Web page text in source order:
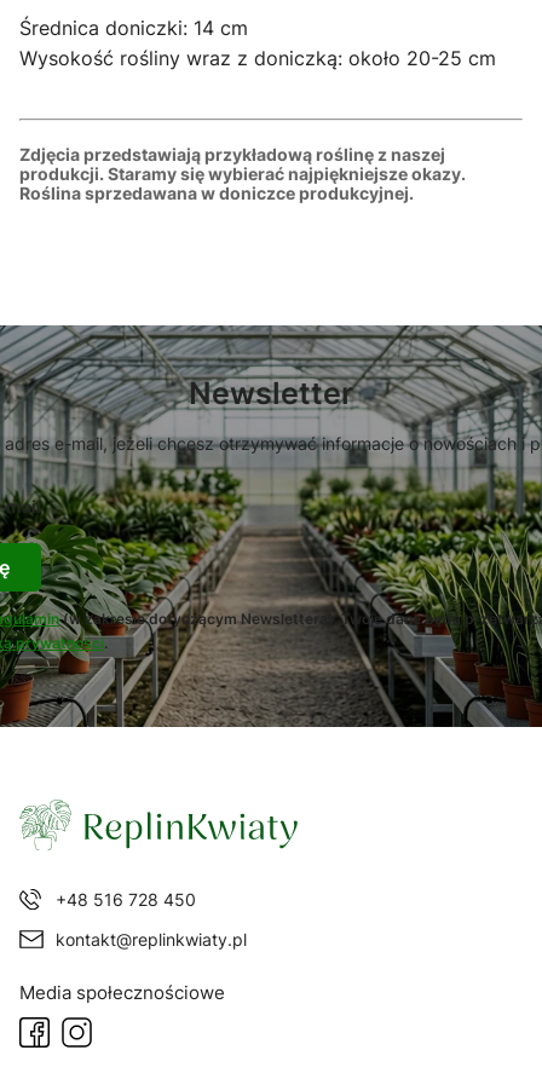
Średnica doniczki: 14 cm
Wysokość rośliny wraz z doniczką: około 20-25 cm
Zdjęcia przedstawiają przykładową roślinę z naszej
produkcji. Staramy się wybierać najpiękniejsze okazy.
Roślina sprzedawana w doniczce produkcyjnej.
Newsletter
adres e-mail, jeżeli chcesz otrzymywać informacje o nowościach i
mail
(w zakresie dotyczącym Newslettera). Twoje dane będą
prywatności.
+48 516 728 450
kontakt@replinkwiaty.pl
Media społecznościowe